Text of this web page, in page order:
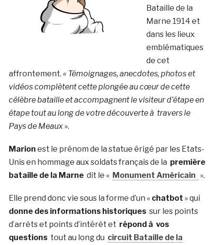
Bataille de la
Marne 1914 et
dans les lieux
emblématiques
de cet
affrontement. « Témoignages, anecdotes, photos et
vidéos complètent cette plongée au cœur de cette
célèbre bataille et accompagnent le visiteur d’étape en
étape tout au long de votre découverte à travers le
Pays de Meaux ».
Marion est le prénom de la statue érigé par les Etats-
Unis en hommage aux soldats français de la première
bataille de la Marnedit le « Monument Américain ».
Elle prend donc vie sous la forme d’un « chatbot » qui
donne des informations historiquessur les points
d’arrêts et points d’intérêt et répond à vos
questionstout au long du circuit Bataille de la